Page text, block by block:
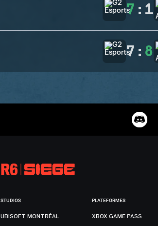
7 : 1
7 : 8
STUDIOS
UBISOFT MONTRÉAL
PLATEFORMES
XBOX GAME PASS